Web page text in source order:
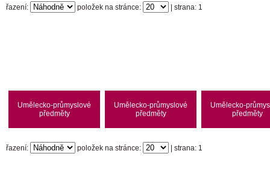
řazení: položek na stránce: | strana: 1
Umělecko-průmyslové
předměty
Umělecko-průmyslové
předměty
Umělecko-
předměty
řazení: položek na stránce: | strana: 1